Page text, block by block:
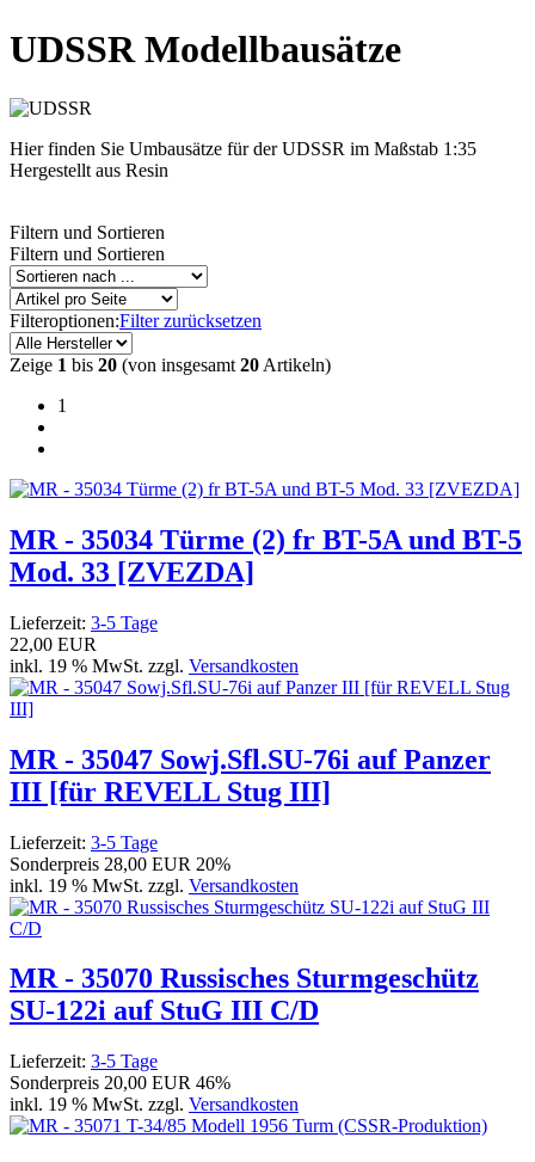
UDSSR Modellbausätze
Hier finden Sie Umbausätze für der UDSSR im Maßstab 1:35
Hergestellt aus Resin
Filtern und Sortieren
Filtern und Sortieren
Filteroptionen:Filter zurücksetzen
Zeige 1 bis 20 (von insgesamt 20 Artikeln)
1
MR - 35034 Türme (2) fr BT-5A und BT-5
Mod. 33 [ZVEZDA]
Lieferzeit: 3-5 Tage
22,00 EUR
inkl. 19 % MwSt. zzgl. Versandkosten
MR - 35047 Sowj.Sfl.SU-76i auf Panzer
III [für REVELL Stug III]
Lieferzeit: 3-5 Tage
Sonderpreis 28,00 EUR 20%
inkl. 19 % MwSt. zzgl. Versandkosten
MR - 35070 Russisches Sturmgeschütz
SU-122i auf StuG III C/D
Lieferzeit: 3-5 Tage
Sonderpreis 20,00 EUR 46%
inkl. 19 % MwSt. zzgl. Versandkosten